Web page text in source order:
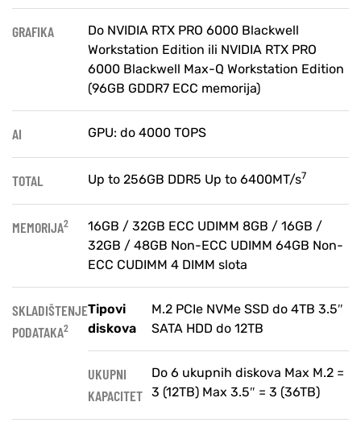
GRAFIKA
Do NVIDIA RTX PRO 6000 Blackwell
Workstation Edition ili NVIDIA RTX PRO
6000 Blackwell Max-Q Workstation Edition
(96GB GDDR7 ECC memorija)
AI GPU: do 4000 TOPS
TOTAL Up to 256GB DDR5 Up to 6400MT/s7
MEMORIJA2
16GB / 32GB ECC UDIMM 8GB / 16GB /
32GB / 48GB Non-ECC UDIMM 64GB Non-
ECC CUDIMM 4 DIMM slota
SKLADIŠTENJE
PODATAKA2
Tipovi
diskova
M.2 PCIe NVMe SSD do 4TB 3.5″
SATA HDD do 12TB
UKUPNI
KAPACITET
Do 6 ukupnih diskova Max M.2 =
3 (12TB) Max 3.5″ = 3 (36TB)